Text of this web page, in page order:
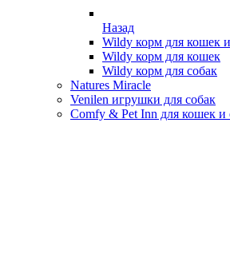
Назад
Wildy корм для кошек
Wildy корм для кошек
Wildy корм для собак
Natures Miracle
Venilen игрушки для собак
Comfy & Pet Inn для кошек и